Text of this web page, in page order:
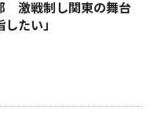
激戦制し関東の舞台
たい」